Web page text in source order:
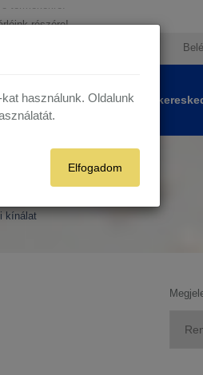
részére!
Plébániák
kínálat
használunk. Oldalunk
Elfogadom